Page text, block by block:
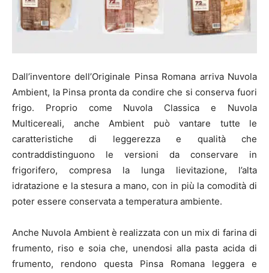
Dall’inventore dell’Originale Pinsa Romana arriva Nuvola
Ambient, la Pinsa pronta da condire che si conserva fuori
frigo. Proprio come Nuvola Classica e Nuvola
Multicereali, anche Ambient può vantare tutte le
caratteristiche di leggerezza e qualità che
contraddistinguono le versioni da conservare in
frigorifero, compresa la lunga lievitazione, l’alta
idratazione e la stesura a mano, con in più la comodità di
poter essere conservata a temperatura ambiente.
Anche Nuvola Ambient è realizzata con un mix di farina di
frumento, riso e soia che, unendosi alla pasta acida di
frumento, rendono questa Pinsa Romana leggera e